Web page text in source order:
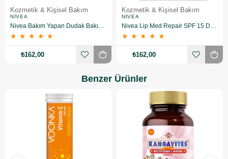
Kozmetik & Kişisel Bakım
NIVEA
★ ★ ★ ★ ★
₺162,00
Kozmetik & Kişisel Bakım
NIVEA
★ ★ ★ ★ ★
₺162,00
Benzer Ürünler